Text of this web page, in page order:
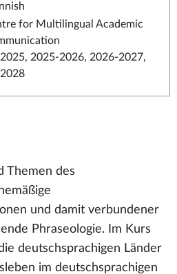
for Multilingual Academic
2025-2026, 2026-2027,
Themen des
und damit verbundener
Phraseologie. Im Kurs
deutschsprachigen Länder
im deutschsprachigen